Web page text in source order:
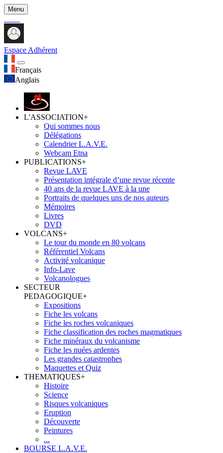
Menu
Espace Adhérent
Français
Anglais
L'ASSOCIATION+
Qui sommes nous
Délégations
Calendrier L.A.V.E.
Webcam Etna
PUBLICATIONS+
Revue LAVE
Présentation intégrale d’une revue récente
40 ans de la revue LAVE à la une
Portraits de quelques uns de nos auteurs
Mémoires
Livres
DVD
VOLCANS+
Le tour du monde en 80 volcans
Référentiel Volcans
Activité volcanique
Info-Lave
Volcanologues
SECTEUR
PEDAGOGIQUE+
Expositions
Fiche les volcans
Fiche les roches volcaniques
Fiche classification des roches magmatiques
Fiche minéraux du volcanisme
Fiche les nuées ardentes
Les grandes catastrophes
Maquettes et Quiz
THEMATIQUES+
Histoire
Science
Risques volcaniques
Eruption
Découverte
Peintures
...
BOURSE L.A.V.E.